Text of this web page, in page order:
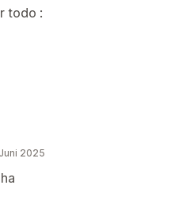
todo :
2025